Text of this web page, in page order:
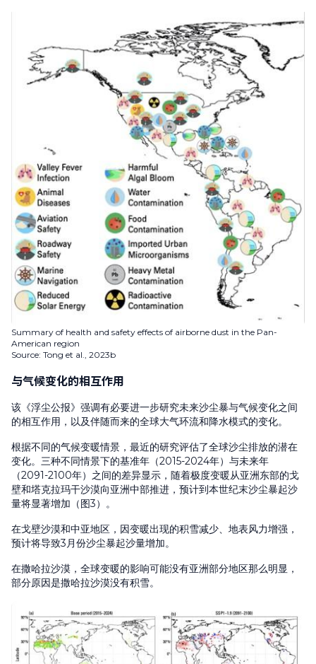
Summary of health and safety effects of airborne dust in the Pan-
American region
Source: Tong et al., 2023b
与气候变化的相互作用
该《浮尘公报》强调有必要进一步研究未来沙尘暴与气候变化之间
的相互作用，以及伴随而来的全球大气环流和降水模式的变化。
根据不同的气候变暖情景，最近的研究评估了全球沙尘排放的潜在
变化。三种不同情景下的基准年（2015-2024年）与未来年
（2091-2100年）之间的差异显示，随着极度变暖从亚洲东部的戈
壁和塔克拉玛干沙漠向亚洲中部推进，预计到本世纪末沙尘暴起沙
量将显著增加（图3）。
在戈壁沙漠和中亚地区，因变暖出现的积雪减少、地表风力增强，
预计将导致3月份沙尘暴起沙量增加。
在撒哈拉沙漠，全球变暖的影响可能没有亚洲部分地区那么明显，
部分原因是撒哈拉沙漠没有积雪。